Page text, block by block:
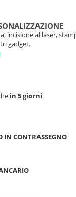
incisione al laser,
gadget.
in 5 giorni
IN CONTRASSEGNO